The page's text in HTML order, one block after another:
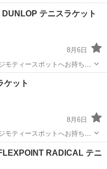
にまだ使えるものをリユース
テニスラケット
8月6日
ティースポットへお持ち込
レジャー用品、こども用品、
DVDなどが無料でまとめて持
ケット
ケット
8月6日
ティースポットへお持ち込
レジャー用品、こども用品、
DVDなどが無料でまとめて持
RADICAL テニ